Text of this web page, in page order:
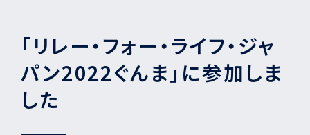
「リレー・フォー・ライフ・ジャ
パン2022ぐんま」に参加しま
した